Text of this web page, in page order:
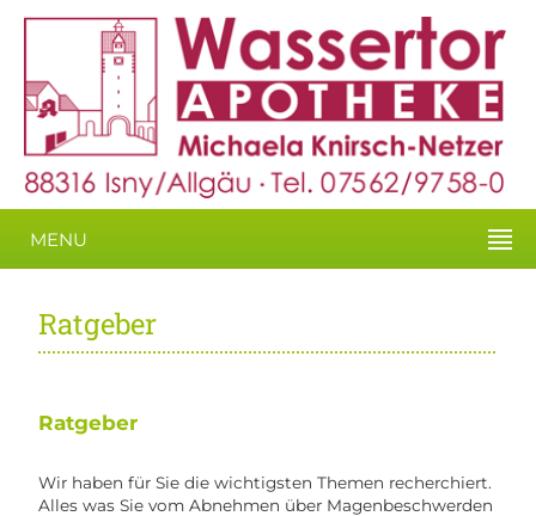
MENU
Ratgeber
Ratgeber
Wir haben für Sie die wichtigsten Themen recherchiert.
Alles was Sie vom Abnehmen über Magenbeschwerden